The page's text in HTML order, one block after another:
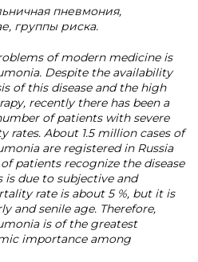
пневмония,
группы риска.
of modern medicine is
Despite the availability
of this disease and the high
recently there has been a
of patients with severe
rates. About 1.5 million cases of
are registered in Russia
patients recognize the disease
is due to subjective and
rate is about 5 %, but it is
and senile age. Therefore,
is of the greatest
importance among